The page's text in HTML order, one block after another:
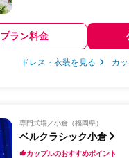
プラン料金
ドレス・衣装を見る カ
専門式場 小倉（福岡県）
ベルクラシック小倉
カップルのおすすめポイント